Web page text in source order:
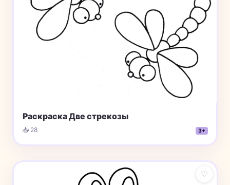
Раскраска Две стрекозы
📥 28 3+
♡